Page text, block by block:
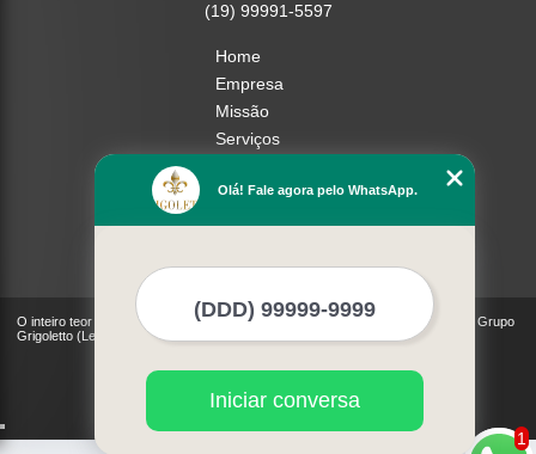
(19) 99991-5597
Home
Empresa
Missão
Serviços
Mapa do site
O inteiro teor deste site está sujeito à proteção de direitos autorais. Copyright© Grupo
Grigoletto (Lei 9610 de 19/02/1998)
1
Olá! Fale agora pelo WhatsApp.
Iniciar conversa